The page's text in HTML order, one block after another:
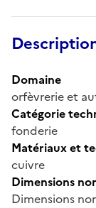
Domaine
orfèvrerie et
Catégorie
fonderie
Matériaux et
cuivre
Dimensions
Dimensions